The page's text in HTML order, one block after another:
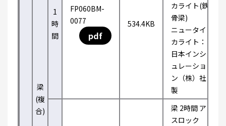
梁
(複
合)
1
時
間
FP060BM-
0077
pdf
534.4KB
カライト(鉄
骨梁)
ニュータイ
カライト：
日本インシ
ュレーショ
ン（株）社
製
梁 2時間 ア
スロック